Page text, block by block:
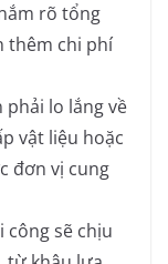
rõ tổng
thêm chi phí
phải lo lắng về
vật liệu hoặc
đơn vị cung
sẽ chịu